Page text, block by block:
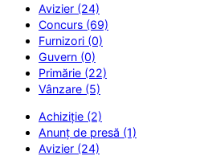
Avizier (24)
Concurs (69)
Furnizori (0)
Guvern (0)
Primărie (22)
Vânzare (5)
Achiziție (2)
Anunț de presă (1)
Avizier (24)